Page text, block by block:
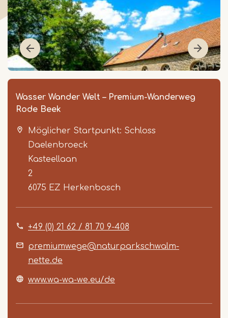
Wasser Wander Welt – Premium-Wanderweg
Rode Beek
Möglicher Startpunkt: Schloss
Daelenbroeck
Kasteellaan
2
6075 EZ Herkenbosch
+49 (0) 21 62 / 81 70 9-408
premiumwege@naturparkschwalm-
nette.de
www.wa-wa-we.eu/de